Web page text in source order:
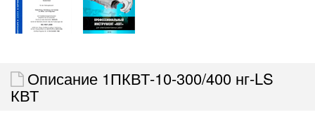
Описание 1ПКВТ-10-300/400 нг-LS
КВТ